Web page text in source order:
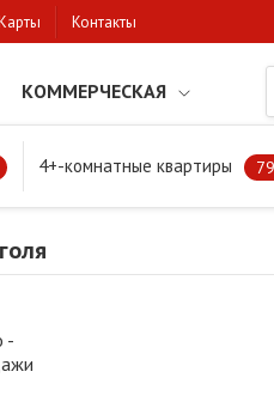
Контакты
КОММЕРЧЕСКАЯ
4+-комнатные квартиры 79
-